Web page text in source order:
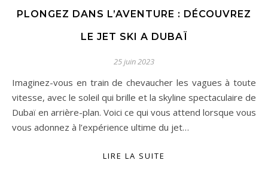
PLONGEZ DANS L’AVENTURE : DÉCOUVREZ
LE JET SKI A DUBAÏ
25 juin 2023
Imaginez-vous en train de chevaucher les vagues à toute
vitesse, avec le soleil qui brille et la skyline spectaculaire de
Dubaï en arrière-plan. Voici ce qui vous attend lorsque vous
vous adonnez à l’expérience ultime du jet…
LIRE LA SUITE